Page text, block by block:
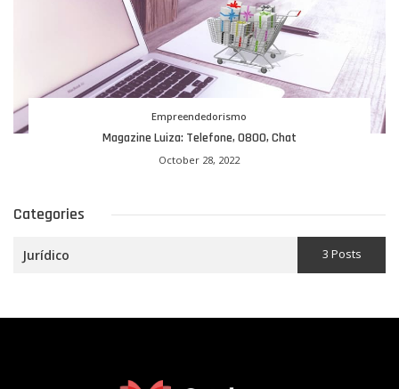
Empreendedorismo
Magazine Luiza: Telefone, 0800, Chat
October 28, 2022
Categories
Jurídico 3 Posts